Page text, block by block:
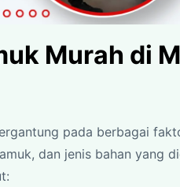
Murah di
pada berbagai
dan jenis bahan yang